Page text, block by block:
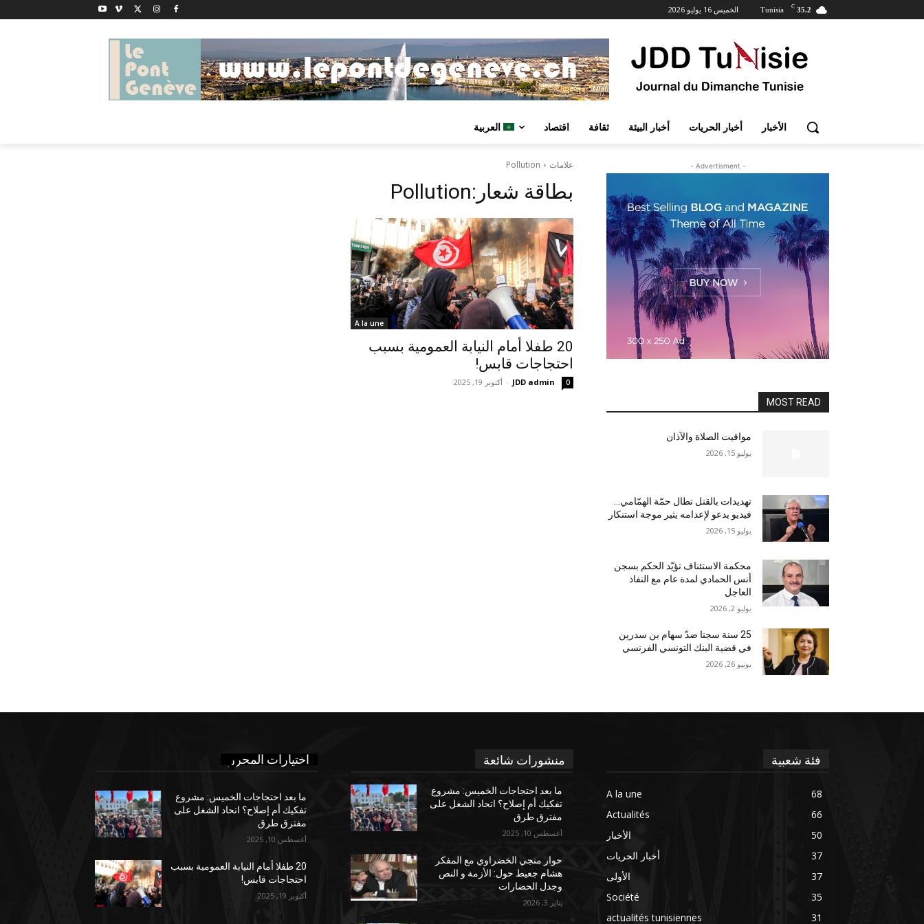
35.2
C
Tunisia الخميس 16 يوليو 2026
الأخبار أخبار الحريات أخبار البيئة ثقافة اقتصاد العربية
علامات Pollution
بطاقة شعار:Pollution
A la une
20 طفلا أمام النيابة العمومية بسبب
احتجاجات قابس!
JDD admin
- أكتوبر 19, 2025 0
- Advertisment -
MOST READ
مواقيت الصلاة والآذان
يوليو 15, 2026
تهديدات بالقتل تطال حمّة الهمّامي…
فيديو يدعو لإعدامه يثير موجة استنكار
يوليو 15, 2026
محكمة الاستئناف تؤيّد الحكم بسجن
أنس الحمادي لمدة عام مع النفاذ
العاجل
يوليو 2, 2026
25 سنة سجنا ضدّ سهام بن سدرين
في قضية البنك التونسي الفرنسي
يونيو 26, 2026
اختيارات المحرر
ما بعد احتجاجات الخميس: مشروع
تفكيك أم إصلاح؟ اتحاد الشغل على
مفترق طرق
أغسطس 10, 2025
20 طفلا أمام النيابة العمومية بسبب
احتجاجات قابس!
أكتوبر 19, 2025
منشورات شائعة
ما بعد احتجاجات الخميس: مشروع
تفكيك أم إصلاح؟ اتحاد الشغل على
مفترق طرق
أغسطس 10, 2025
حوار منجي الخضراوي مع المفكر
هشام جعيط حول: الأزمة و النص
وجدل الحضارات
يناير 3, 2026
فئة شعبية
A la une
68
Actualités
66
الأخبار
50
أخبار الحريات
37
الأولى
37
Société
35
actualités tunisiennes
31